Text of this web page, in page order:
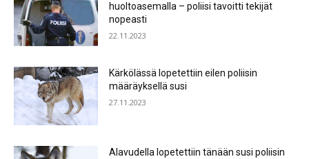
huoltoasemalla – poliisi tavoitti tekijät
nopeasti
22.11.2023
Kärkölässä lopetettiin eilen poliisin
määräyksellä susi
27.11.2023
Alavudella lopetettiin tänään susi poliisin